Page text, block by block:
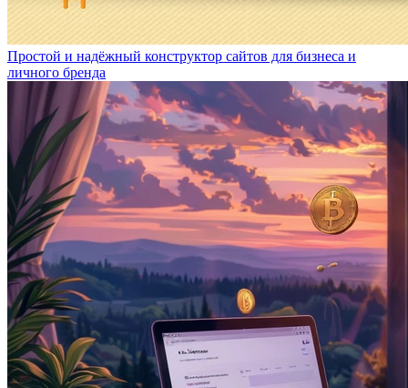
Простой и надёжный конструктор сайтов для бизнеса и
личного бренда